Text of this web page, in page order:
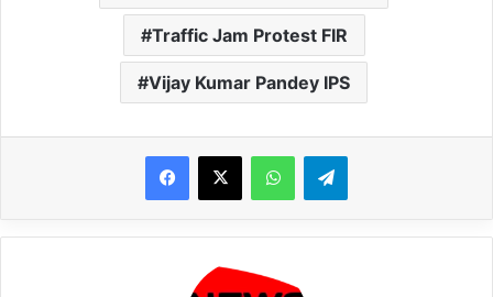
Traffic Jam Protest FIR
Vijay Kumar Pandey IPS
WhatsAppTelegram